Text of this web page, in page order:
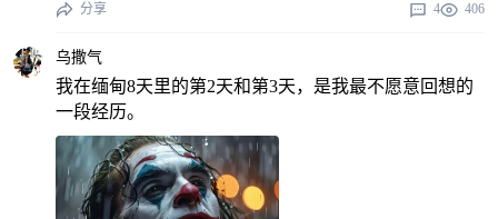
分享 4 406
乌撒气
我在缅甸8天里的第2天和第3天，是我最不愿意回想的
一段经历。